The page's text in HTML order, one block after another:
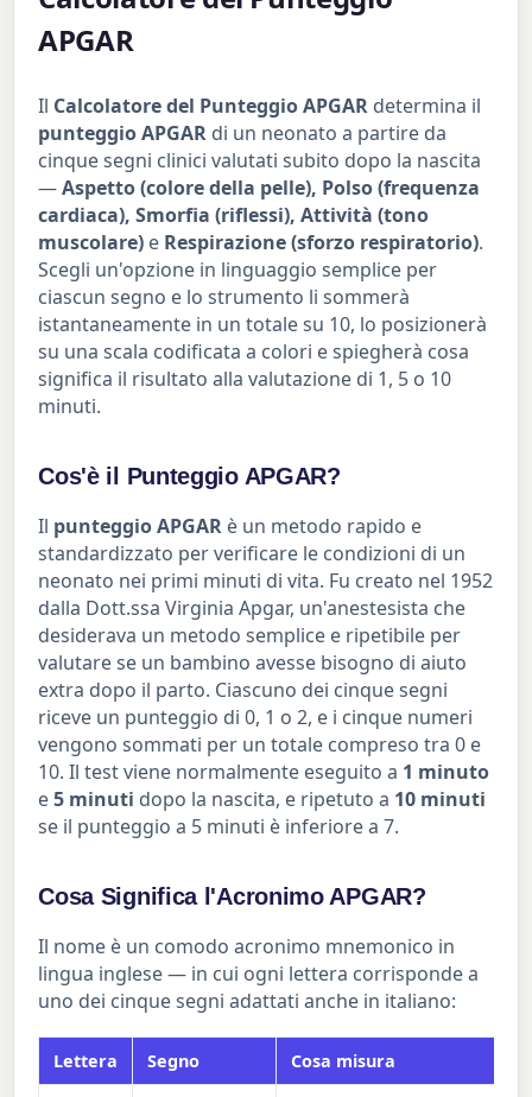
APGAR
Il Calcolatore del Punteggio APGAR determina il
punteggio APGAR di un neonato a partire da
cinque segni clinici valutati subito dopo la nascita
—Aspetto (colore della pelle), Polso (frequenza
cardiaca), Smorfia (riflessi), Attività (tono
muscolare) e Respirazione (sforzo respiratorio).
Scegli un'opzione in linguaggio semplice per
ciascun segno e lo strumento li sommerà
istantaneamente in un totale su 10, lo posizionerà
su una scala codificata a colori e spiegherà cosa
significa il risultato alla valutazione di 1, 5 o 10
minuti.
Cos'è il Punteggio APGAR?
Il punteggio APGAR è un metodo rapido e
standardizzato per verificare le condizioni di un
neonato nei primi minuti di vita. Fu creato nel 1952
dalla Dott.ssa Virginia Apgar, un'anestesista che
desiderava un metodo semplice e ripetibile per
valutare se un bambino avesse bisogno di aiuto
extra dopo il parto. Ciascuno dei cinque segni
riceve un punteggio di 0, 1 o 2, e i cinque numeri
vengono sommati per un totale compreso tra 0 e
10. Il test viene normalmente eseguito a 1 minuto
e5 minuti dopo la nascita, e ripetuto a 10 minuti
se il punteggio a 5 minuti è inferiore a 7.
Cosa Significa l'Acronimo APGAR?
Il nome è un comodo acronimo mnemonico in
lingua inglese — in cui ogni lettera corrisponde a
uno dei cinque segni adattati anche in italiano:
Lettera Segno Cosa misura